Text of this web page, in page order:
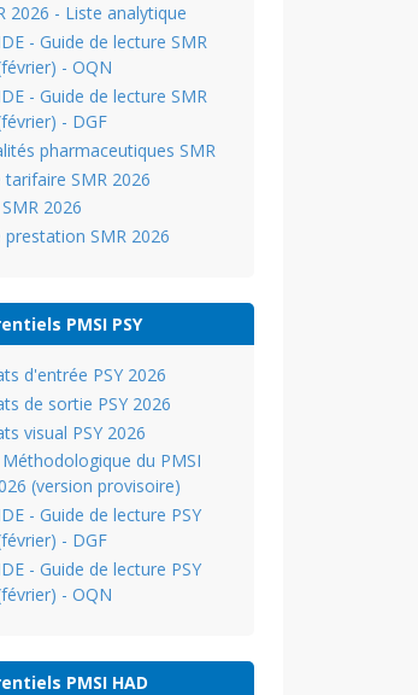
2026 - Liste analytique
- Guide de lecture SMR
- OQN
- Guide de lecture SMR
- DGF
pharmaceutiques SMR
tarifaire SMR 2026
2026
prestation SMR 2026
PMSI PSY
d'entrée PSY 2026
de sortie PSY 2026
visual PSY 2026
Méthodologique du PMSI
(version provisoire)
- Guide de lecture PSY
- DGF
- Guide de lecture PSY
- OQN
PMSI HAD